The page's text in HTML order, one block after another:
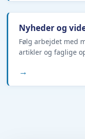
Nyheder og
Følg arbejdet med
artikler og faglige
→